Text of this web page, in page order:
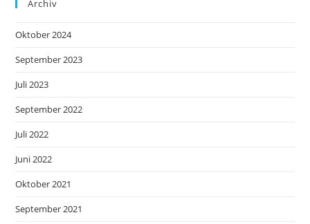
Archiv
Oktober 2024
September 2023
Juli 2023
September 2022
Juli 2022
Juni 2022
Oktober 2021
September 2021